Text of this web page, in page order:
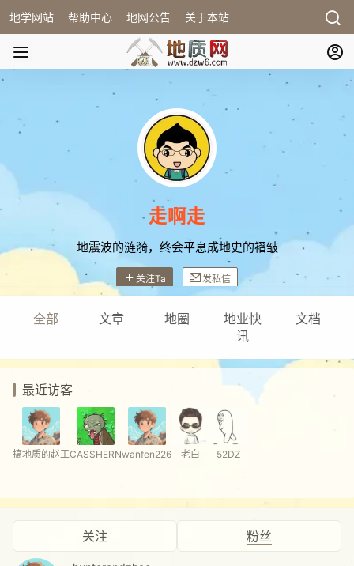
地学网站 帮助中心 地网公告 关于本站
走啊走
地震波的涟漪，终会平息成地史的褶皱
关注Ta 发私信
全部 文章 地圈
地业快
讯
文档
最近访客
搞地质的赵工CASSHERNwanfen226 老白 52DZ
关注 粉丝